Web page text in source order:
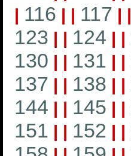
| 116 | | 117 | |
123 | | 124 | |
130 | | 131 | |
137 | | 138 | |
144 | | 145 | |
151 | | 152 | |